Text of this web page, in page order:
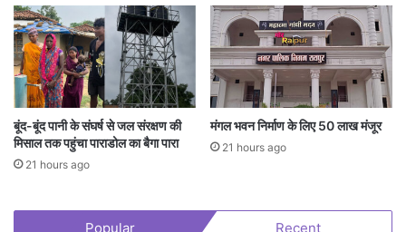
बूंद-बूंद पानी के संघर्ष से जल संरक्षण की
मिसाल तक पहुंचा पाराडोल का बैगा पारा
21 hours ago
मंगल भवन निर्माण के लिए 50 लाख मंजूर
21 hours ago
Popular Recent